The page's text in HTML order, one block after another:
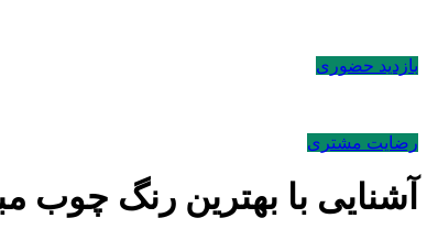
بازدید حضوری
رضایت مشتری
آشنایی با بهترین رنگ چوب